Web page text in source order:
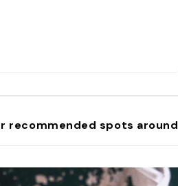
recommended spots around